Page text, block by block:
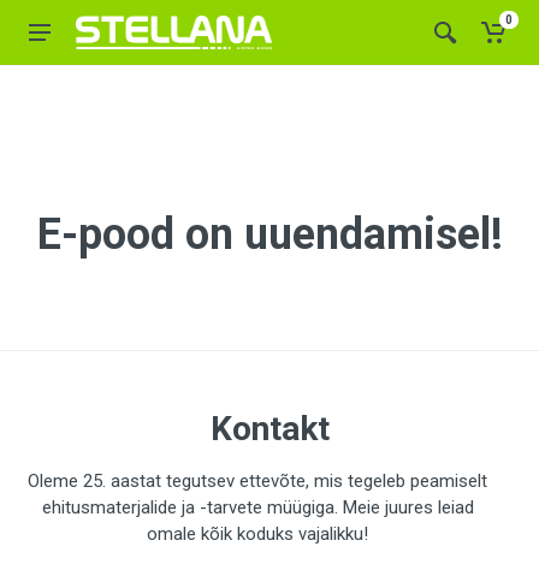
0
E-pood on uuendamisel!
Kontakt
Oleme 25. aastat tegutsev ettevõte, mis tegeleb peamiselt
ehitusmaterjalide ja -tarvete müügiga. Meie juures leiad
omale kõik koduks vajalikku!